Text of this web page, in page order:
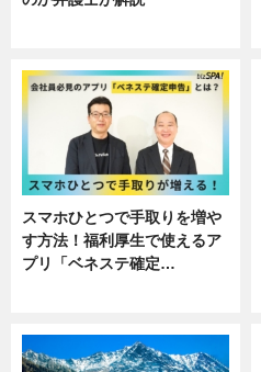
スマホひとつで手取りを増や
す方法！福利厚生で使えるア
プリ「ベネステ確定…